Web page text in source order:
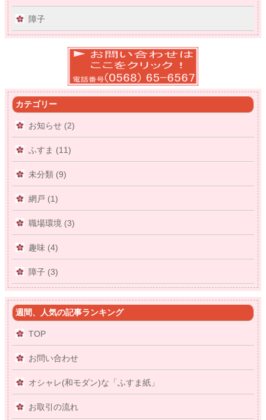
障子
カテゴリー
お知らせ (2)
ふすま (11)
未分類 (9)
網戸 (1)
職場環境 (3)
趣味 (4)
障子 (3)
週間、人気の記事ランキング
TOP
お問い合わせ
オシャレ(和モダン)な「ふすま紙」
お取引の流れ